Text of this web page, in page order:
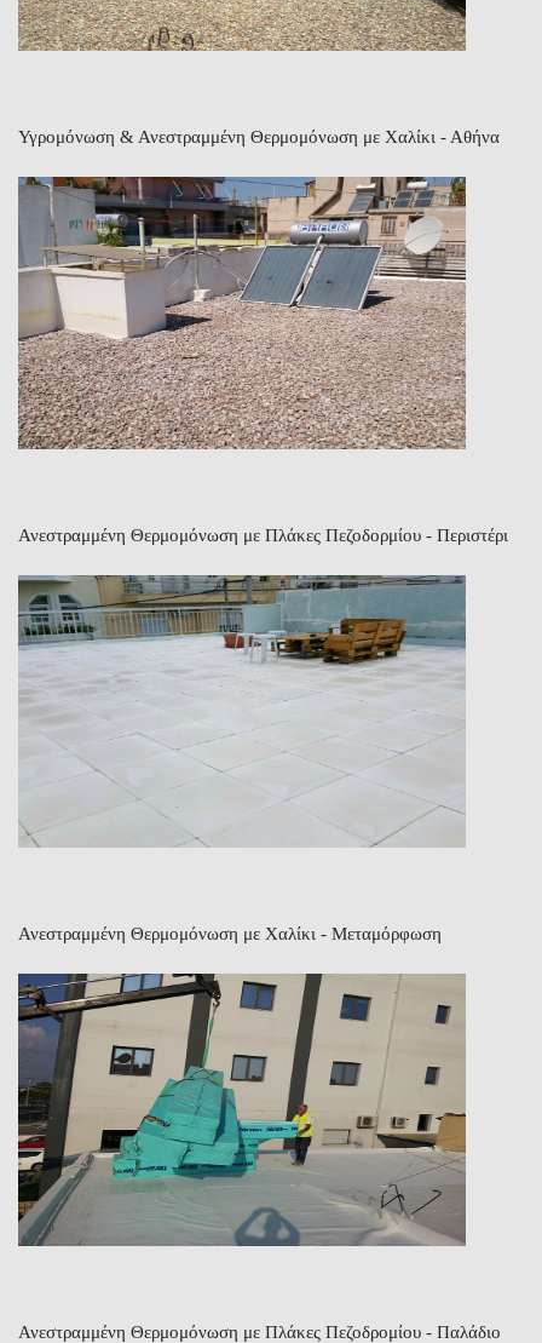
Υγρομόνωση & Ανεστραμμένη Θερμομόνωση με Χαλίκι - Αθήνα
Ανεστραμμένη Θερμομόνωση με Πλάκες Πεζοδορμίου - Περιστέρι
Ανεστραμμένη Θερμομόνωση με Χαλίκι - Μεταμόρφωση
Ανεστραμμένη Θερμομόνωση με Πλάκες Πεζοδρομίου - Παλάδιο